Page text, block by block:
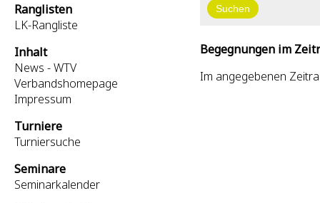
Ranglisten
LK-Rangliste
Inhalt
News - WTV
Verbandshomepage
Impressum
Turniere
Turniersuche
Seminare
Seminarkalender
Begegnungen im
Im angegebenen